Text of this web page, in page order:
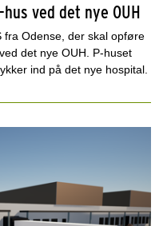
ved det nye OUH
fra Odense, der skal opføre
det nye OUH. P-huset
ind på det nye hospital.